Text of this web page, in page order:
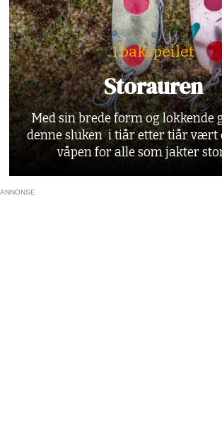
I bakspeilet
Storauren
Med sin brede form og lokkende
denne sluken i tiår etter tiår vært
våpen for alle som jakter
ANNONSE